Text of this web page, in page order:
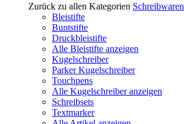
Zurück zu allen Kategorien Schreibwaren
Bleistifte
Buntstifte
Druckbleistifte
Alle Bleistifte anzeigen
Kugelschreiber
Parker Kugelschreiber
Touchpens
Alle Kugelschreiber anzeigen
Schreibsets
Textmarker